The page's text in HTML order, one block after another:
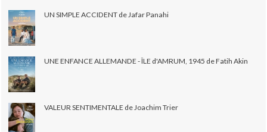
UN SIMPLE ACCIDENT de Jafar Panahi
UNE ENFANCE ALLEMANDE - ÎLE d'AMRUM, 1945 de Fatih Akin
VALEUR SENTIMENTALE de Joachim Trier